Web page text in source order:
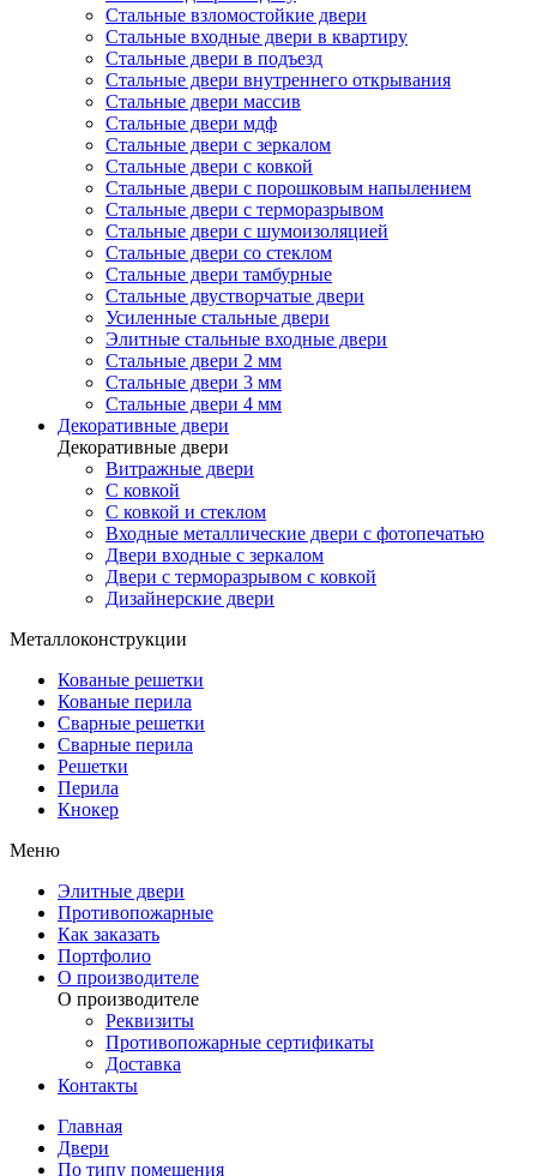
Стальные взломостойкие двери
Стальные входные двери в квартиру
Стальные двери в подъезд
Стальные двери внутреннего открывания
Стальные двери массив
Стальные двери мдф
Стальные двери с зеркалом
Стальные двери с ковкой
Стальные двери с порошковым напылением
Стальные двери с терморазрывом
Стальные двери с шумоизоляцией
Стальные двери со стеклом
Стальные двери тамбурные
Стальные двустворчатые двери
Усиленные стальные двери
Элитные стальные входные двери
Стальные двери 2 мм
Стальные двери 3 мм
Стальные двери 4 мм
Декоративные двери
Декоративные двери
Витражные двери
С ковкой
С ковкой и стеклом
Входные металлические двери с фотопечатью
Двери входные с зеркалом
Двери с терморазрывом с ковкой
Дизайнерские двери
Металлоконструкции
Кованые решетки
Кованые перила
Сварные решетки
Сварные перила
Решетки
Перила
Кнокер
Меню
Элитные двери
Противопожарные
Как заказать
Портфолио
О производителе
О производителе
Реквизиты
Противопожарные сертификаты
Доставка
Контакты
Главная
Двери
По типу помещения